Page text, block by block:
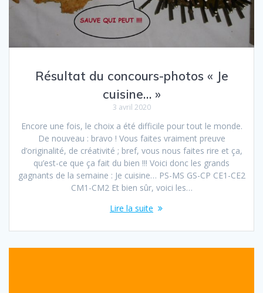
Résultat du concours-photos « Je
cuisine… »
3 avril 2020
Encore une fois, le choix a été difficile pour tout le monde.
De nouveau : bravo ! Vous faites vraiment preuve
d’originalité, de créativité ; bref, vous nous faites rire et ça,
qu’est-ce que ça fait du bien !!! Voici donc les grands
gagnants de la semaine : Je cuisine… PS-MS GS-CP CE1-CE2
CM1-CM2 Et bien sûr, voici les…
Lire la suite